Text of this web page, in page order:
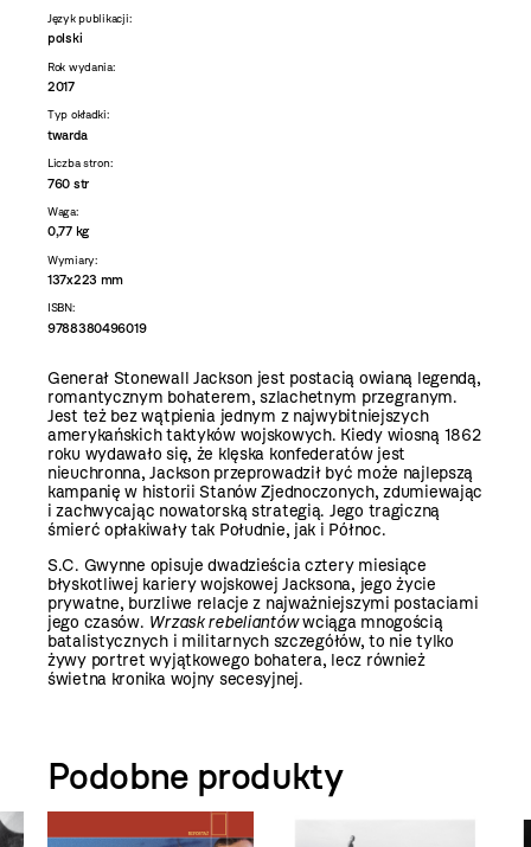
Język publikacji:
polski
Rok wydania:
2017
Typ okładki:
twarda
Liczba stron:
760 str
Waga:
0,77 kg
Wymiary:
137x223 mm
ISBN:
9788380496019
Generał Stonewall Jackson jest postacią owianą legendą,
romantycznym bohaterem, szlachetnym przegranym.
Jest też bez wątpienia jednym z najwybitniejszych
amerykańskich taktyków wojskowych. Kiedy wiosną 1862
roku wydawało się, że klęska konfederatów jest
nieuchronna, Jackson przeprowadził być może najlepszą
kampanię w historii Stanów Zjednoczonych, zdumiewając
i zachwycając nowatorską strategią. Jego tragiczną
śmierć opłakiwały tak Południe, jak i Północ.
S.C. Gwynne opisuje dwadzieścia cztery miesiące
błyskotliwej kariery wojskowej Jacksona, jego życie
prywatne, burzliwe relacje z najważniejszymi postaciami
jego czasów. Wrzask rebeliantówwciąga mnogością
batalistycznych i militarnych szczegółów, to nie tylko
żywy portret wyjątkowego bohatera, lecz również
świetna kronika wojny secesyjnej.
Podobne produkty